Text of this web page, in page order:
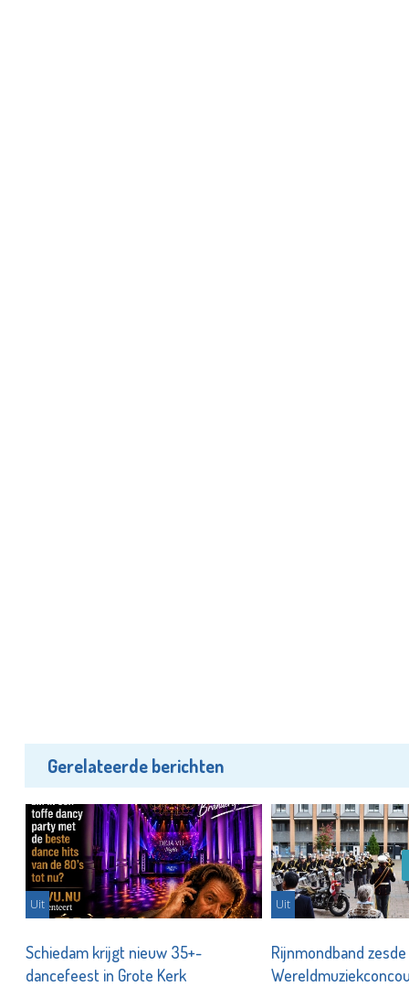
Gerelateerde berichten
Uit
Schiedam krijgt nieuw 35+-
dancefeest in Grote Kerk
Uit
Rijnmondband